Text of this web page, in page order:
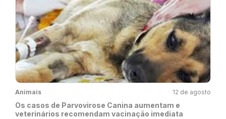
Animais 12 de agosto
Os casos de Parvovirose Canina aumentam e
veterinários recomendam vacinação imediata